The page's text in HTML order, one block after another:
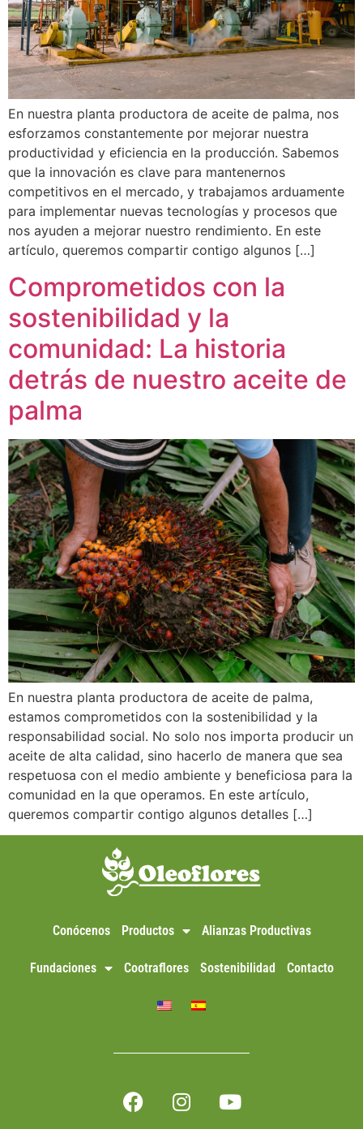
En nuestra planta productora de aceite de palma, nos
esforzamos constantemente por mejorar nuestra
productividad y eficiencia en la producción. Sabemos
que la innovación es clave para mantenernos
competitivos en el mercado, y trabajamos arduamente
para implementar nuevas tecnologías y procesos que
nos ayuden a mejorar nuestro rendimiento. En este
artículo, queremos compartir contigo algunos […]
Comprometidos con la
sostenibilidad y la
comunidad: La historia
detrás de nuestro aceite de
palma
En nuestra planta productora de aceite de palma,
estamos comprometidos con la sostenibilidad y la
responsabilidad social. No solo nos importa producir un
aceite de alta calidad, sino hacerlo de manera que sea
respetuosa con el medio ambiente y beneficiosa para la
comunidad en la que operamos. En este artículo,
queremos compartir contigo algunos detalles […]
Conócenos Productos Alianzas Productivas
Fundaciones Cootraflores Sostenibilidad Contacto